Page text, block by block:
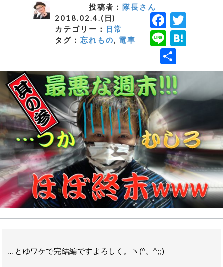
投稿者：隊長さん
2018.02.4.(日)
カテゴリー： 日常
タグ： 忘れもの, 電車
F
a
c
e
b
o
o
k
t
e
r
Li
n
e t
e
n
共
有
…とゆワケで完結編ですよろしく。ヽ(^。^;;)